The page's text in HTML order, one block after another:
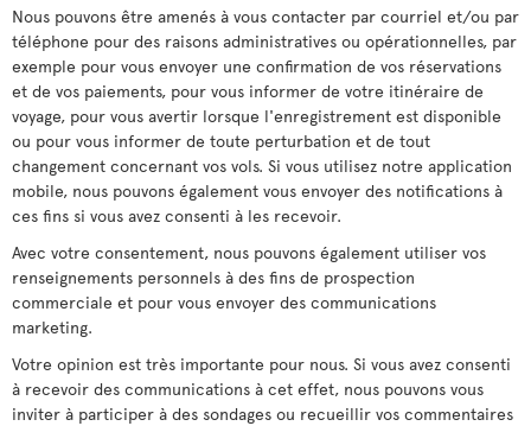
Nous pouvons être amenés à vous contacter par courriel et/ou par
téléphone pour des raisons administratives ou opérationnelles, par
exemple pour vous envoyer une confirmation de vos réservations
et de vos paiements, pour vous informer de votre itinéraire de
voyage, pour vous avertir lorsque l'enregistrement est disponible
ou pour vous informer de toute perturbation et de tout
changement concernant vos vols. Si vous utilisez notre application
mobile, nous pouvons également vous envoyer des notifications à
ces fins si vous avez consenti à les recevoir.
Avec votre consentement, nous pouvons également utiliser vos
renseignements personnels à des fins de prospection
commerciale et pour vous envoyer des communications
marketing.
Votre opinion est très importante pour nous. Si vous avez consenti
à recevoir des communications à cet effet, nous pouvons vous
inviter à participer à des sondages ou recueillir vos commentaires